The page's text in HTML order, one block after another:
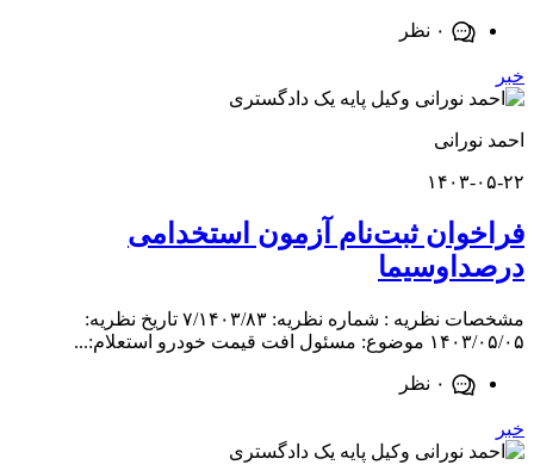
۰ نظر
۲۲
ثبت‌نام آزمون استخدامی
مشخصات نظریه : شماره نظریه: ۷/۱۴۰۳/۸۳ تاریخ نظریه:
قیمت خودرو استعلام:...
۰ نظر